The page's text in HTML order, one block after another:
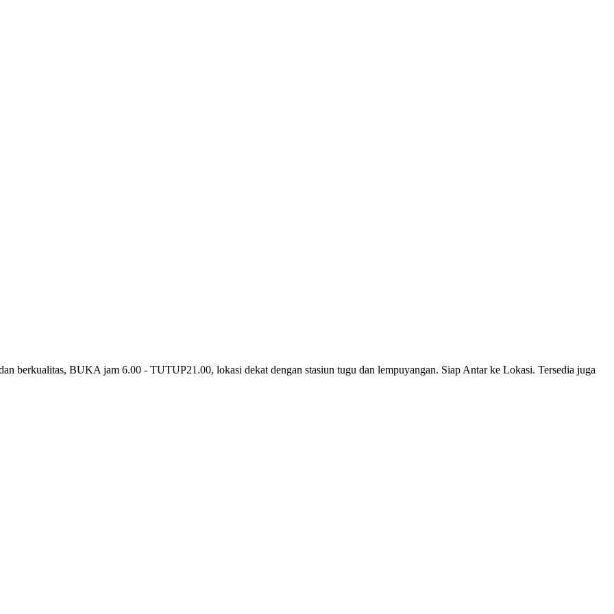
berkualitas, BUKA jam 6.00 - TUTUP21.00, lokasi dekat dengan stasiun tugu dan lempuyangan. Siap Antar ke Lokasi. Tersedia juga